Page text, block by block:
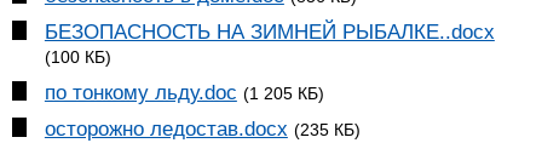
БЕЗОПАСНОСТЬ НА ЗИМНЕЙ РЫБАЛКЕ..docx
(100 КБ)
по тонкому льду.doc (1 205 КБ)
осторожно ледостав.docx (235 КБ)